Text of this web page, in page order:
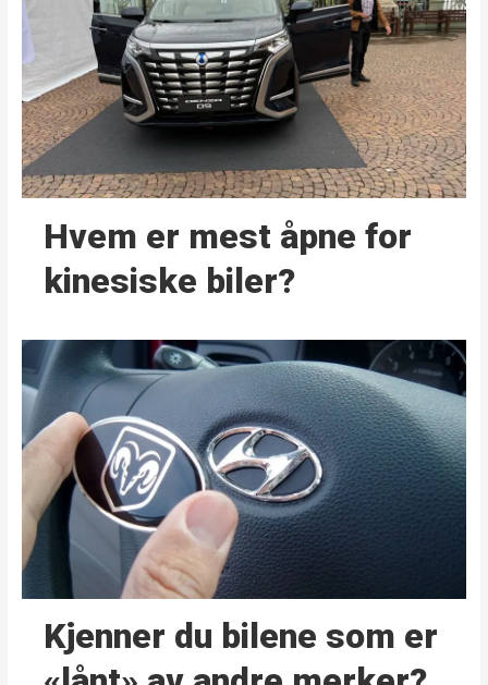
Hvem er mest åpne for
kinesiske biler?
Kjenner du bilene som er